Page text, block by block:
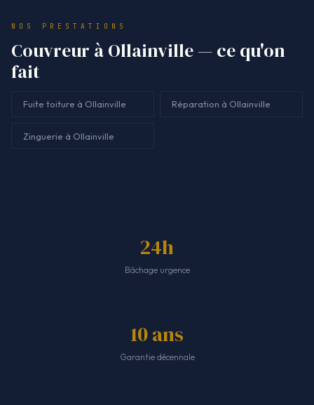
NOS PRESTATIONS
Couvreur à Ollainville — ce qu'on
fait
Fuite toiture à Ollainville Réparation à Ollainville
Zinguerie à Ollainville
24h
Bâchage urgence
10 ans
Garantie décennale